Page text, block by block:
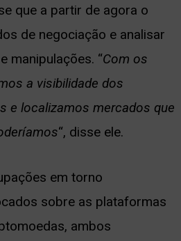
que a partir de agora o
de negociação e analisar
manipulações. “Com os
a visibilidade dos
e localizamos mercados que
“, disse ele.
em torno
sobre as plataformas
ambos